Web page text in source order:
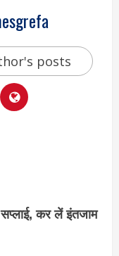
posts
कर लें इंतजाम